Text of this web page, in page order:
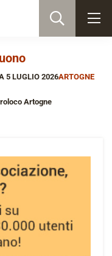
5 LUGLIO 2026ARTOGNE
Artogne